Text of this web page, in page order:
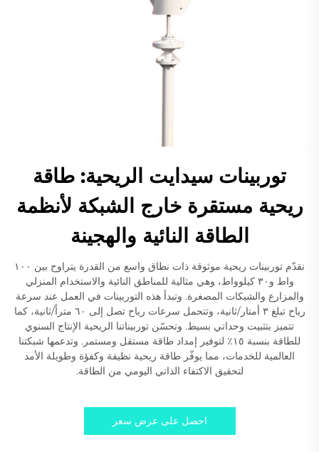
توربينات سيدايت الريحية: طاقة
ريحية مستقرة خارج الشبكة لأنظمة
الطاقة النائية والهجينة
نقدّم توربينات ريحية موثوقة ذات نطاق واسع من القدرة يتراوح بين ١٠٠
واط و٣٠ كيلوواط، وهي مثالية للمناطق النائية والاستخدام المنزلي
والمزارع والشبكات المصغرة. وتبدأ هذه التوربينات في العمل عند سرعة
رياح تبلغ ٣ أمتار/ثانية، وتتحمل سرعات رياح تصل إلى ٦٠ متراً/ثانية، كما
تتميز بتثبيت وحداتي بسيط. وتحسّن توربيناتنا الريحية الإنتاج السنوي
للطاقة بنسبة ١٥٪ لتوفير إمداد طاقة مستقل ومستمر. وتدعمها شبكتنا
العالمية للخدمات، مما يوفّر طاقة ريحية نظيفة وكفؤة وطويلة الأمد
لتحقيق الاكتفاء الذاتي اليومي من الطاقة.
احصل على عرض سعر